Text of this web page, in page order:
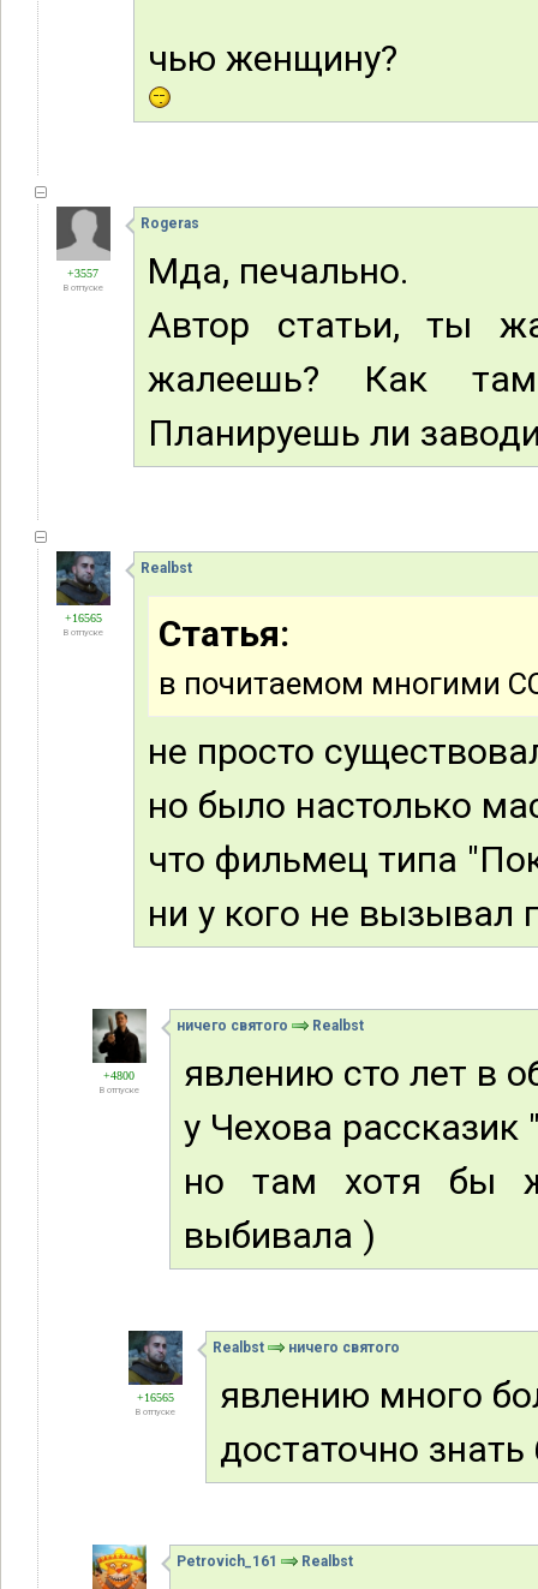
чью женщину?
+3557
В отпуске
Rogeras
Мда, печально.
Автор статьи, ты
жалеешь? Как
Планируешь ли
+16565
В отпуске
Realbst
Статья:
в почитаемом многими
не просто
но было настолько
что фильмец типа
ни у кого не вызывал
+4800
В отпуске
ничего святого Realbst
явлению сто лет в
у Чехова рассказик
но там хотя бы
выбивала )
+16565
В отпуске
Realbst ничего святого
явлению много
достаточно
Petrovich_161 Realbst